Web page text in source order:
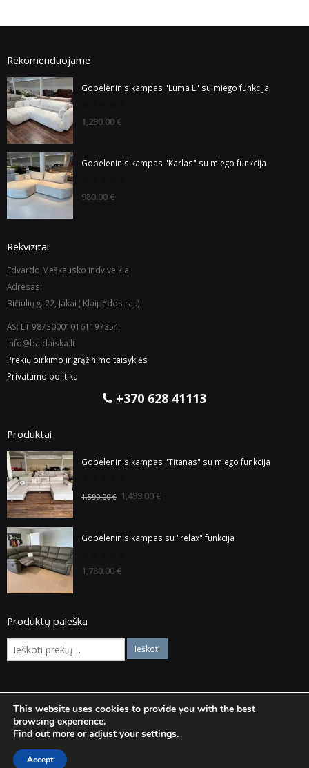
Rekomenduojame
Gobeleninis kampas "Luma L" su miego funkcija
out
1,290.00 €
Gobeleninis kampas "Karlas" su miego funkcija
out
980.00 €
Rekvizitai
Edvardo Meškausko indv.veikla
Adresas:
Bičiulių g. 22, Jakai ( Klaipėdos raj.)
AS: LT 987300010161197354
info@baldaiska.lt
Prekių pirkimo ir grąžinimo taisyklės
Privatumo politika
+370 628 41113
Produktai
Gobeleninis kampas "Titanas" su miego funkcija
out
1,590.00€ 1,499.00 €
Gobeleninis kampas su "relax" funkcija
0
out
1,780.00 €
Produktų paieška
© Visos teisės saugomos Baldaiska.lt
This website uses cookies to provide you with the best
browsing experience.
Find out more or adjust yoursettings.
Accept